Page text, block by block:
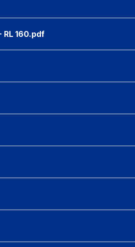
RL 160.pdf